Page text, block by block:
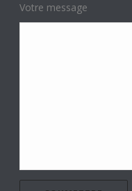
Votre message